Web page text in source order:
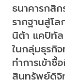
ธนาคารกสิ
รากฐานสู่โ
นิต้า แคปิทั
ในกลุ่มธุรกิ
ทำการเข้า
สินทรัพย์ดิจิ